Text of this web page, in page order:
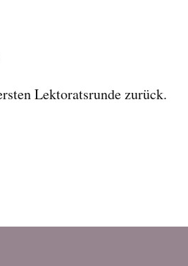
Lektoratsrunde zurück.